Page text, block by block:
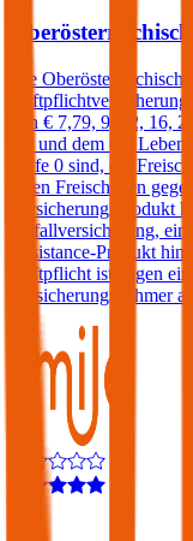
Die
von € 7,79, 9, 12, 16,
25. und dem 69.
Stufe 0 sind, ein
einen Freischaden
Versicherungsprodukt
Unfallversicherung,
Assistance-Produkt
Haftpflicht ist gegen
Versicherungsnehmer